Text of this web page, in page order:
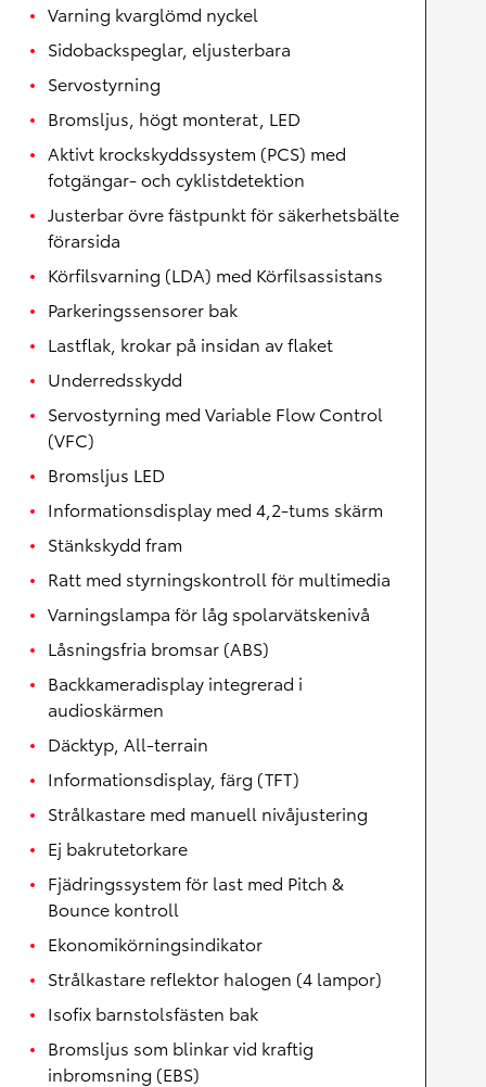
Varning kvarglömd nyckel
Sidobackspeglar, eljusterbara
Servostyrning
Bromsljus, högt monterat, LED
Aktivt krockskyddssystem (PCS) med
fotgängar- och cyklistdetektion
Justerbar övre fästpunkt för säkerhetsbälte
förarsida
Körfilsvarning (LDA) med Körfilsassistans
Parkeringssensorer bak
Lastflak, krokar på insidan av flaket
Underredsskydd
Servostyrning med Variable Flow Control
(VFC)
Bromsljus LED
Informationsdisplay med 4,2-tums skärm
Stänkskydd fram
Ratt med styrningskontroll för multimedia
Varningslampa för låg spolarvätskenivå
Låsningsfria bromsar (ABS)
Backkameradisplay integrerad i
audioskärmen
Däcktyp, All-terrain
Informationsdisplay, färg (TFT)
Strålkastare med manuell nivåjustering
Ej bakrutetorkare
Fjädringssystem för last med Pitch &
Bounce kontroll
Ekonomikörningsindikator
Strålkastare reflektor halogen (4 lampor)
Isofix barnstolsfästen bak
Bromsljus som blinkar vid kraftig
inbromsning (EBS)